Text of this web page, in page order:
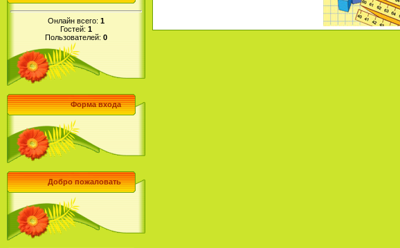
Онлайн всего: 1
Гостей: 1
Пользователей: 0
Форма входа
Добро пожаловать